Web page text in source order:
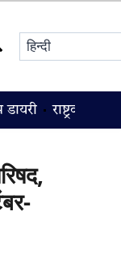
डायरी राष्ट्रवादी